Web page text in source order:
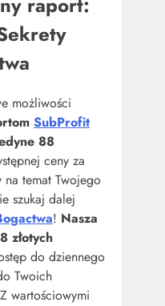
możliwości
SubProfit
88
ceny za
temat Twojego
szukaj dalej
! Nasza
złotych
do dziennego
Twoich
wartościowymi